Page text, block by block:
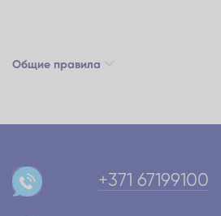
Общие правила
+371 67199100